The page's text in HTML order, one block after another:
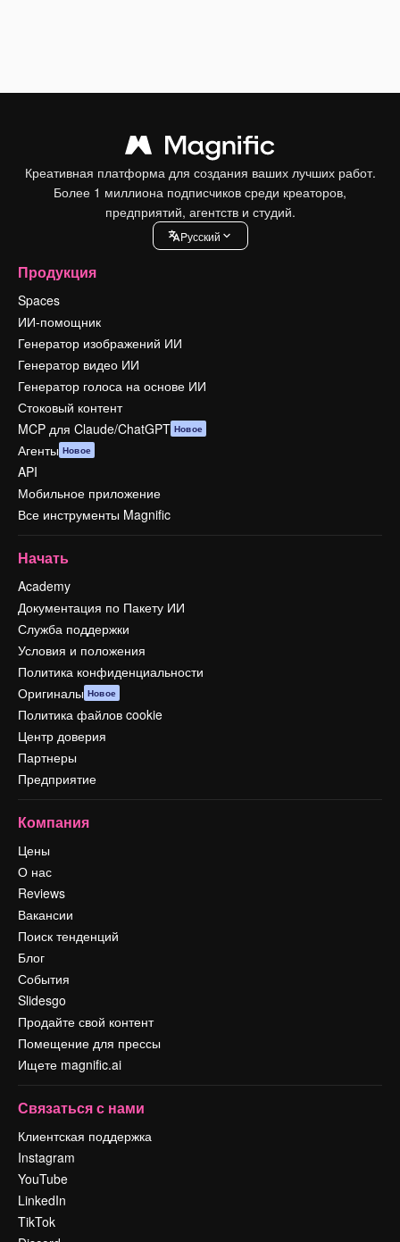
Креативная платформа для создания ваших лучших работ.
Более 1 миллиона подписчиков среди креаторов,
предприятий, агентств и студий.
Pусский
Продукция
Spaces
ИИ-помощник
Генератор изображений ИИ
Генератор видео ИИ
Генератор голоса на основе ИИ
Стоковый контент
MCP для Claude/ChatGPT Новое
Агенты Новое
API
Мобильное приложение
Все инструменты Magnific
Начать
Academy
Документация по Пакету ИИ
Служба поддержки
Условия и положения
Политика конфиденциальности
Оригиналы Новое
Политика файлов cookie
Центр доверия
Партнеры
Предприятие
Компания
Цены
О нас
Reviews
Вакансии
Поиск тенденций
Блог
События
Slidesgo
Продайте свой контент
Помещение для прессы
Ищете magnific.ai
Связаться с нами
Клиентская поддержка
Instagram
YouTube
LinkedIn
TikTok